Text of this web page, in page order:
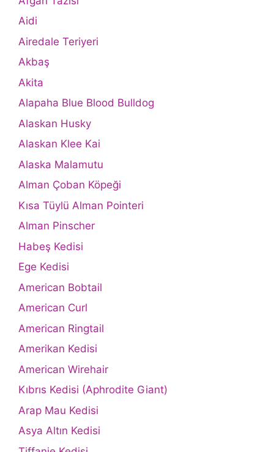
Aidi
Airedale Teriyeri
Akbaş
Akita
Alapaha Blue Blood Bulldog
Alaskan Husky
Alaskan Klee Kai
Alaska Malamutu
Alman Çoban Köpeği
Kısa Tüylü Alman Pointeri
Alman Pinscher
Habeş Kedisi
Ege Kedisi
American Bobtail
American Curl
American Ringtail
Amerikan Kedisi
American Wirehair
Kıbrıs Kedisi (Aphrodite Giant)
Arap Mau Kedisi
Asya Altın Kedisi